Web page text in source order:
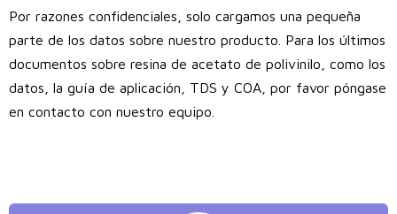
Por razones confidenciales, solo cargamos una pequeña
parte de los datos sobre nuestro producto. Para los últimos
documentos sobre resina de acetato de polivinilo, como los
datos, la guía de aplicación, TDS y COA, por favor póngase
en contacto con nuestro equipo.